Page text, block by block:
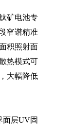
矿电池专
窄谱精准
积照射面
热模式可
大幅降低
层UV固